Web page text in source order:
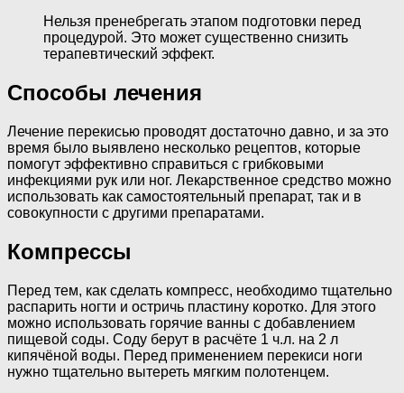
Нельзя пренебрегать этапом подготовки перед
процедурой. Это может существенно снизить
терапевтический эффект.
Способы лечения
Лечение перекисью проводят достаточно давно, и за это
время было выявлено несколько рецептов, которые
помогут эффективно справиться с грибковыми
инфекциями рук или ног. Лекарственное средство можно
использовать как самостоятельный препарат, так и в
совокупности с другими препаратами.
Компрессы
Перед тем, как сделать компресс, необходимо тщательно
распарить ногти и остричь пластину коротко. Для этого
можно использовать горячие ванны с добавлением
пищевой соды. Соду берут в расчёте 1 ч.л. на 2 л
кипячёной воды. Перед применением перекиси ноги
нужно тщательно вытереть мягким полотенцем.